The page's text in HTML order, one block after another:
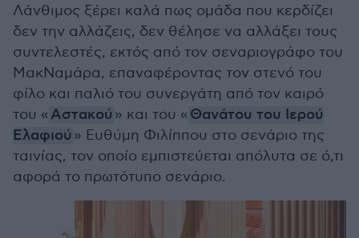
Λάνθιμος ξέρει καλά πως ομάδα που κερδίζει
δεν την αλλάζεις, δεν θέλησε να αλλάξει τους
συντελεστές, εκτός από τον σεναριογράφο του
ΜακΝαμάρα, επαναφέροντας τον στενό του
φίλο και παλιό του συνεργάτη από τον καιρό
του «Αστακού » και του « Θανάτου του Ιερού
Ελαφιού » Ευθύμη Φιλίππου στο σενάριο της
ταινίας, τον οποίο εμπιστεύεται απόλυτα σε ό,τι
αφορά το πρωτότυπο σενάριο.